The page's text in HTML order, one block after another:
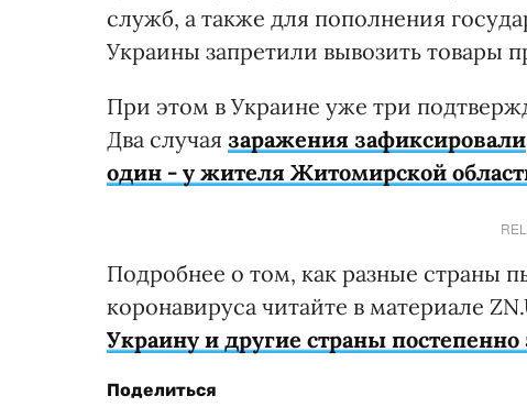
служб, а также для пополнения
Украины запретили вывозить товары
При этом в Украине уже три
Два случая заражения зафиксировали
один - у жителя Житомирской
Подробнее о том, как разные страны
коронавируса читайте в материале
Украину и другие страны
Поделиться